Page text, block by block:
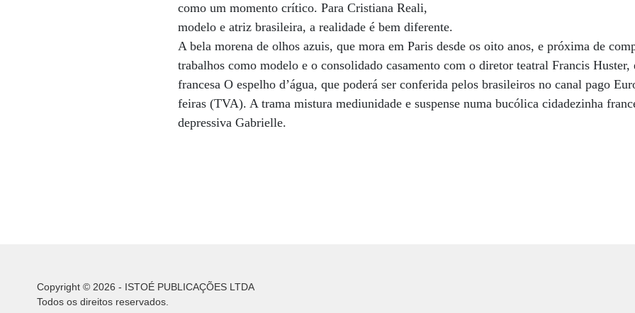
como um momento crítico. Para Cristiana Reali,
modelo e atriz brasileira, a realidade é bem diferente.
A bela morena de olhos azuis, que mora em Paris desde os oito anos, e próxima de
trabalhos como modelo e o consolidado casamento com o diretor teatral Francis Huster,
francesa O espelho d’água, que poderá ser conferida pelos brasileiros no canal pago
feiras (TVA). A trama mistura mediunidade e suspense numa bucólica cidadezinha
depressiva Gabrielle.
Copyright © 2026 - ISTOÉ PUBLICAÇÕES LTDA
Todos os direitos reservados.